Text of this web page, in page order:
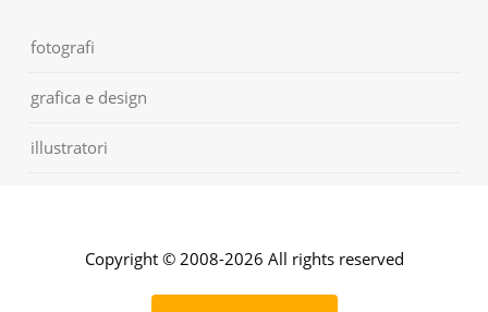
fotografi
grafica e design
illustratori
Copyright © 2008-2026 All rights reserved